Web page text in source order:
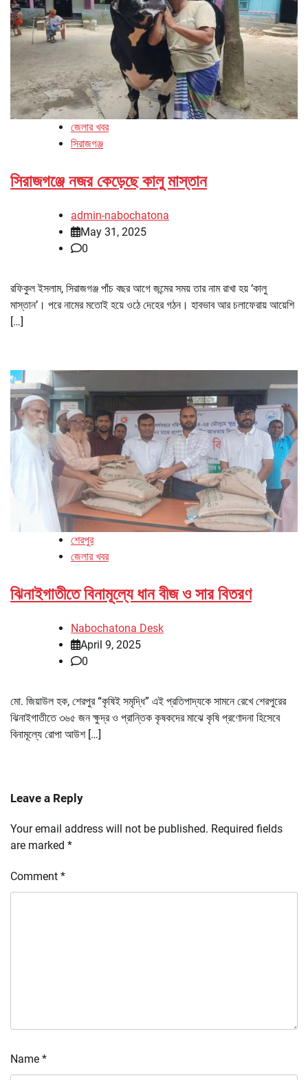
জেলার খবর
সিরাজগঞ্জ
সিরাজগঞ্জে নজর কেড়েছে কালু মাস্তান
admin-nabochatona
May 31, 2025
0
রফিকুল ইসলাম, সিরাজগঞ্জ পাঁচ বছর আগে জন্মের সময় তার নাম রাখা হয় ‘কালু
মাস্তান’। পরে নামের মতোই হয়ে ওঠে দেহের গঠন। হাবভাব আর চলাফেরায় আয়েশি
[…]
শেরপুর
জেলার খবর
ঝিনাইগাতীতে বিনামূল্যে ধান বীজ ও সার বিতরণ
Nabochatona Desk
April 9, 2025
0
মো. জিয়াউল হক, শেরপুর “কৃষিই সমৃদ্ধি” এই প্রতিপাদ্যকে সামনে রেখে শেরপুরের
ঝিনাইগাতীতে ৩৬৫ জন ক্ষুদ্র ও প্রান্তিক কৃষকদের মাঝে কৃষি প্রণোদনা হিসেবে
বিনামূল্যে রোপা আউশ […]
Leave a Reply
Your email address will not be published. Required fields
are marked *
Comment *
Name *